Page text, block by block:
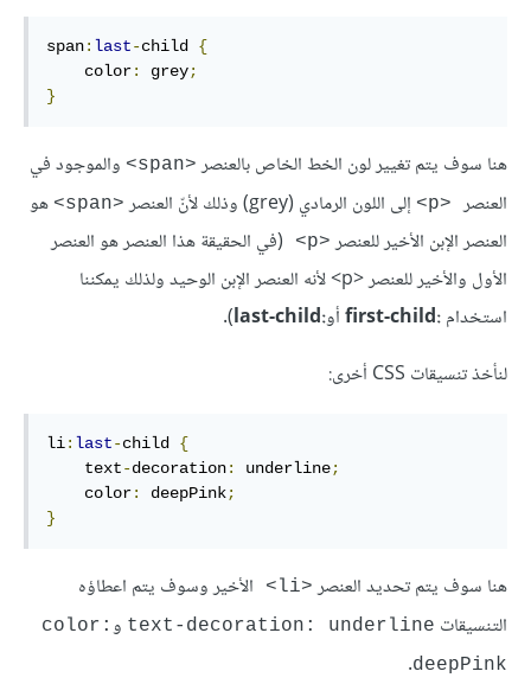
span: last-child {
    color
: grey;
}
هنا سوف يتم تغيير لون الخط الخاص بالعنصر <span>
والموجود في
العنصر <p> إلى اللون الرمادي (grey) وذلك لأنّ العنصر <span>
هو
العنصر الإبن الأخير للعنصر <p>
(في الحقيقة هذا العنصر هو العنصر
الأول والأخير للعنصر <p> لأنه العنصر الإبن الوحيد ولذلك يمكننا
استخدام:first-child أو:last-child
).
لنأخذ تنسيقات CSS أخرى:
li: last-child {
    text
-decoration: underline;
    color
: deepPink;
}
هنا سوف يتم تحديد العنصر <li>
الأخير وسوف يتم اعطاؤه
التنسيقات text-decoration: underline و color:
deepPink
.